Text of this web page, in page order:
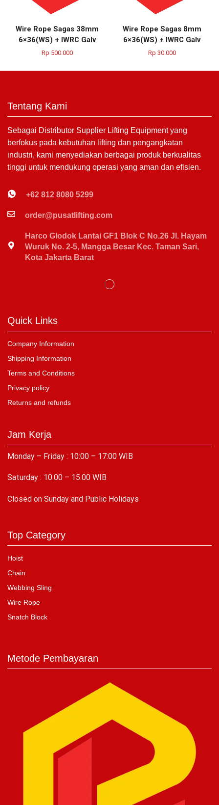
Wire Rope Sagas 38mm
6×36(WS) + IWRC Galv
Rp 500.000
Wire Rope Sagas 8mm
6×36(WS) + IWRC Galv
Rp 30.000
Tentang Kami
Sebagai Distributor Supplier Lifting Equipment yang
berfokus pada kebutuhan lifting dan pengangkatan
industri, kami menyediakan berbagai produk berkualitas
tinggi untuk mendukung operasi yang aman dan efisien.
+62 812 8080 5299
order@pusatlifting.com
Harco Glodok Lantai GF1 Blok C No.26 Jl. Hayam
Wuruk No. 2-5, Mangga Besar Kec. Taman Sari,
Kota Jakarta Barat
Quick Links
Company Information
Shipping Information
Terms and Conditions
Privacy policy
Returns and refunds
Jam Kerja
Monday – Friday : 10:00 – 17:00 WIB
Saturday : 10.00 – 15.00 WIB
Closed on Sunday and Public Holidays
Top Category
Hoist
Chain
Webbing Sling
Wire Rope
Snatch Block
Metode Pembayaran